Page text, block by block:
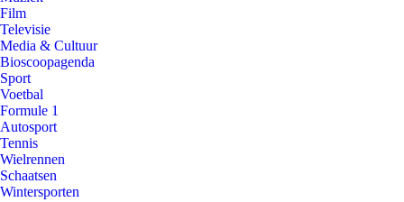
Film
Televisie
Media & Cultuur
Bioscoopagenda
Sport
Voetbal
Formule 1
Autosport
Tennis
Wielrennen
Schaatsen
Wintersporten